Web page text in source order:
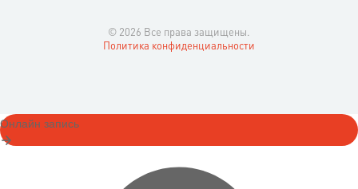
© 2026 Все права защищены.
Политика конфиденциальности